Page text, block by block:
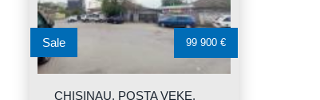
CHISINAU, POSTA VEKE,
Sale 99 900 €